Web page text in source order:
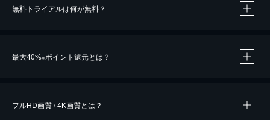
無料トライアルは何が無料？
最大40%※ポイント還元とは？
フルHD画質 / 4K画質とは？